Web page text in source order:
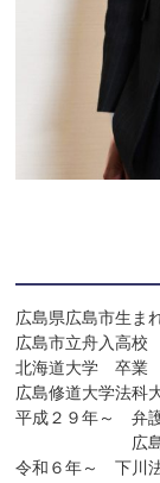
広島県広島市生ま
広島市立舟入高校
北海道大学　卒業
広島修道大学法科
平成２９年～　弁
広島市内で
令和６年～　下川